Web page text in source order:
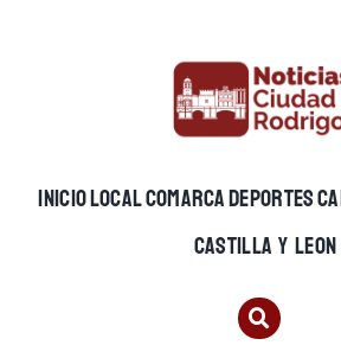
INICIOLOCALCOMARCADEPORTES
CASTILLA Y LEON